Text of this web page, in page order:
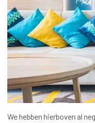
We hebben hierboven al